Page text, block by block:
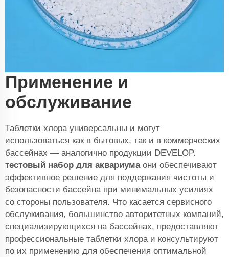
Применение и
обслуживание
Таблетки хлора универсальны и могут
использоваться как в бытовых, так и в коммерческих
бассейнах — аналогично продукции DEVELOP.
тестовый набор для аквариума они обеспечивают
эффективное решение для поддержания чистоты и
безопасности бассейна при минимальных усилиях
со стороны пользователя. Что касается сервисного
обслуживания, большинство авторитетных компаний,
специализирующихся на бассейнах, предоставляют
профессиональные таблетки хлора и консультируют
по их применению для обеспечения оптимальной